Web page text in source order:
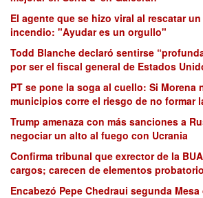
El agente que se hizo viral al rescatar
incendio: "Ayudar es un orgullo"
Todd Blanche declaró sentirse
por ser el fiscal general de Estados
PT se pone la soga al cuello: Si Morena
municipios corre el riesgo de no formar
Trump amenaza con más sanciones a
negociar un alto al fuego con Ucrania
Confirma tribunal que exrector de la
cargos; carecen de elementos
Encabezó Pepe Chedraui segunda